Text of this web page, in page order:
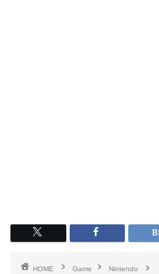
HOME Game Nintendo